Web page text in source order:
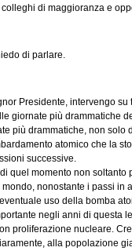
di maggioranza e
di parlare.
Presidente, intervengo
giornate più drammatiche
più drammatiche, non
atomico che la
successive.
quel momento non
nonostante i passi in
uso della bomba
negli anni di questa
proliferazione nucleare.
alla popolazione